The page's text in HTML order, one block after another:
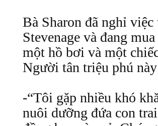
Bà Sharon đã nghỉ
Stevenage và đang
một hồ bơi và một
Người tân triệu phú
-“Tôi gặp nhiều khó
nuôi dưỡng đứa con